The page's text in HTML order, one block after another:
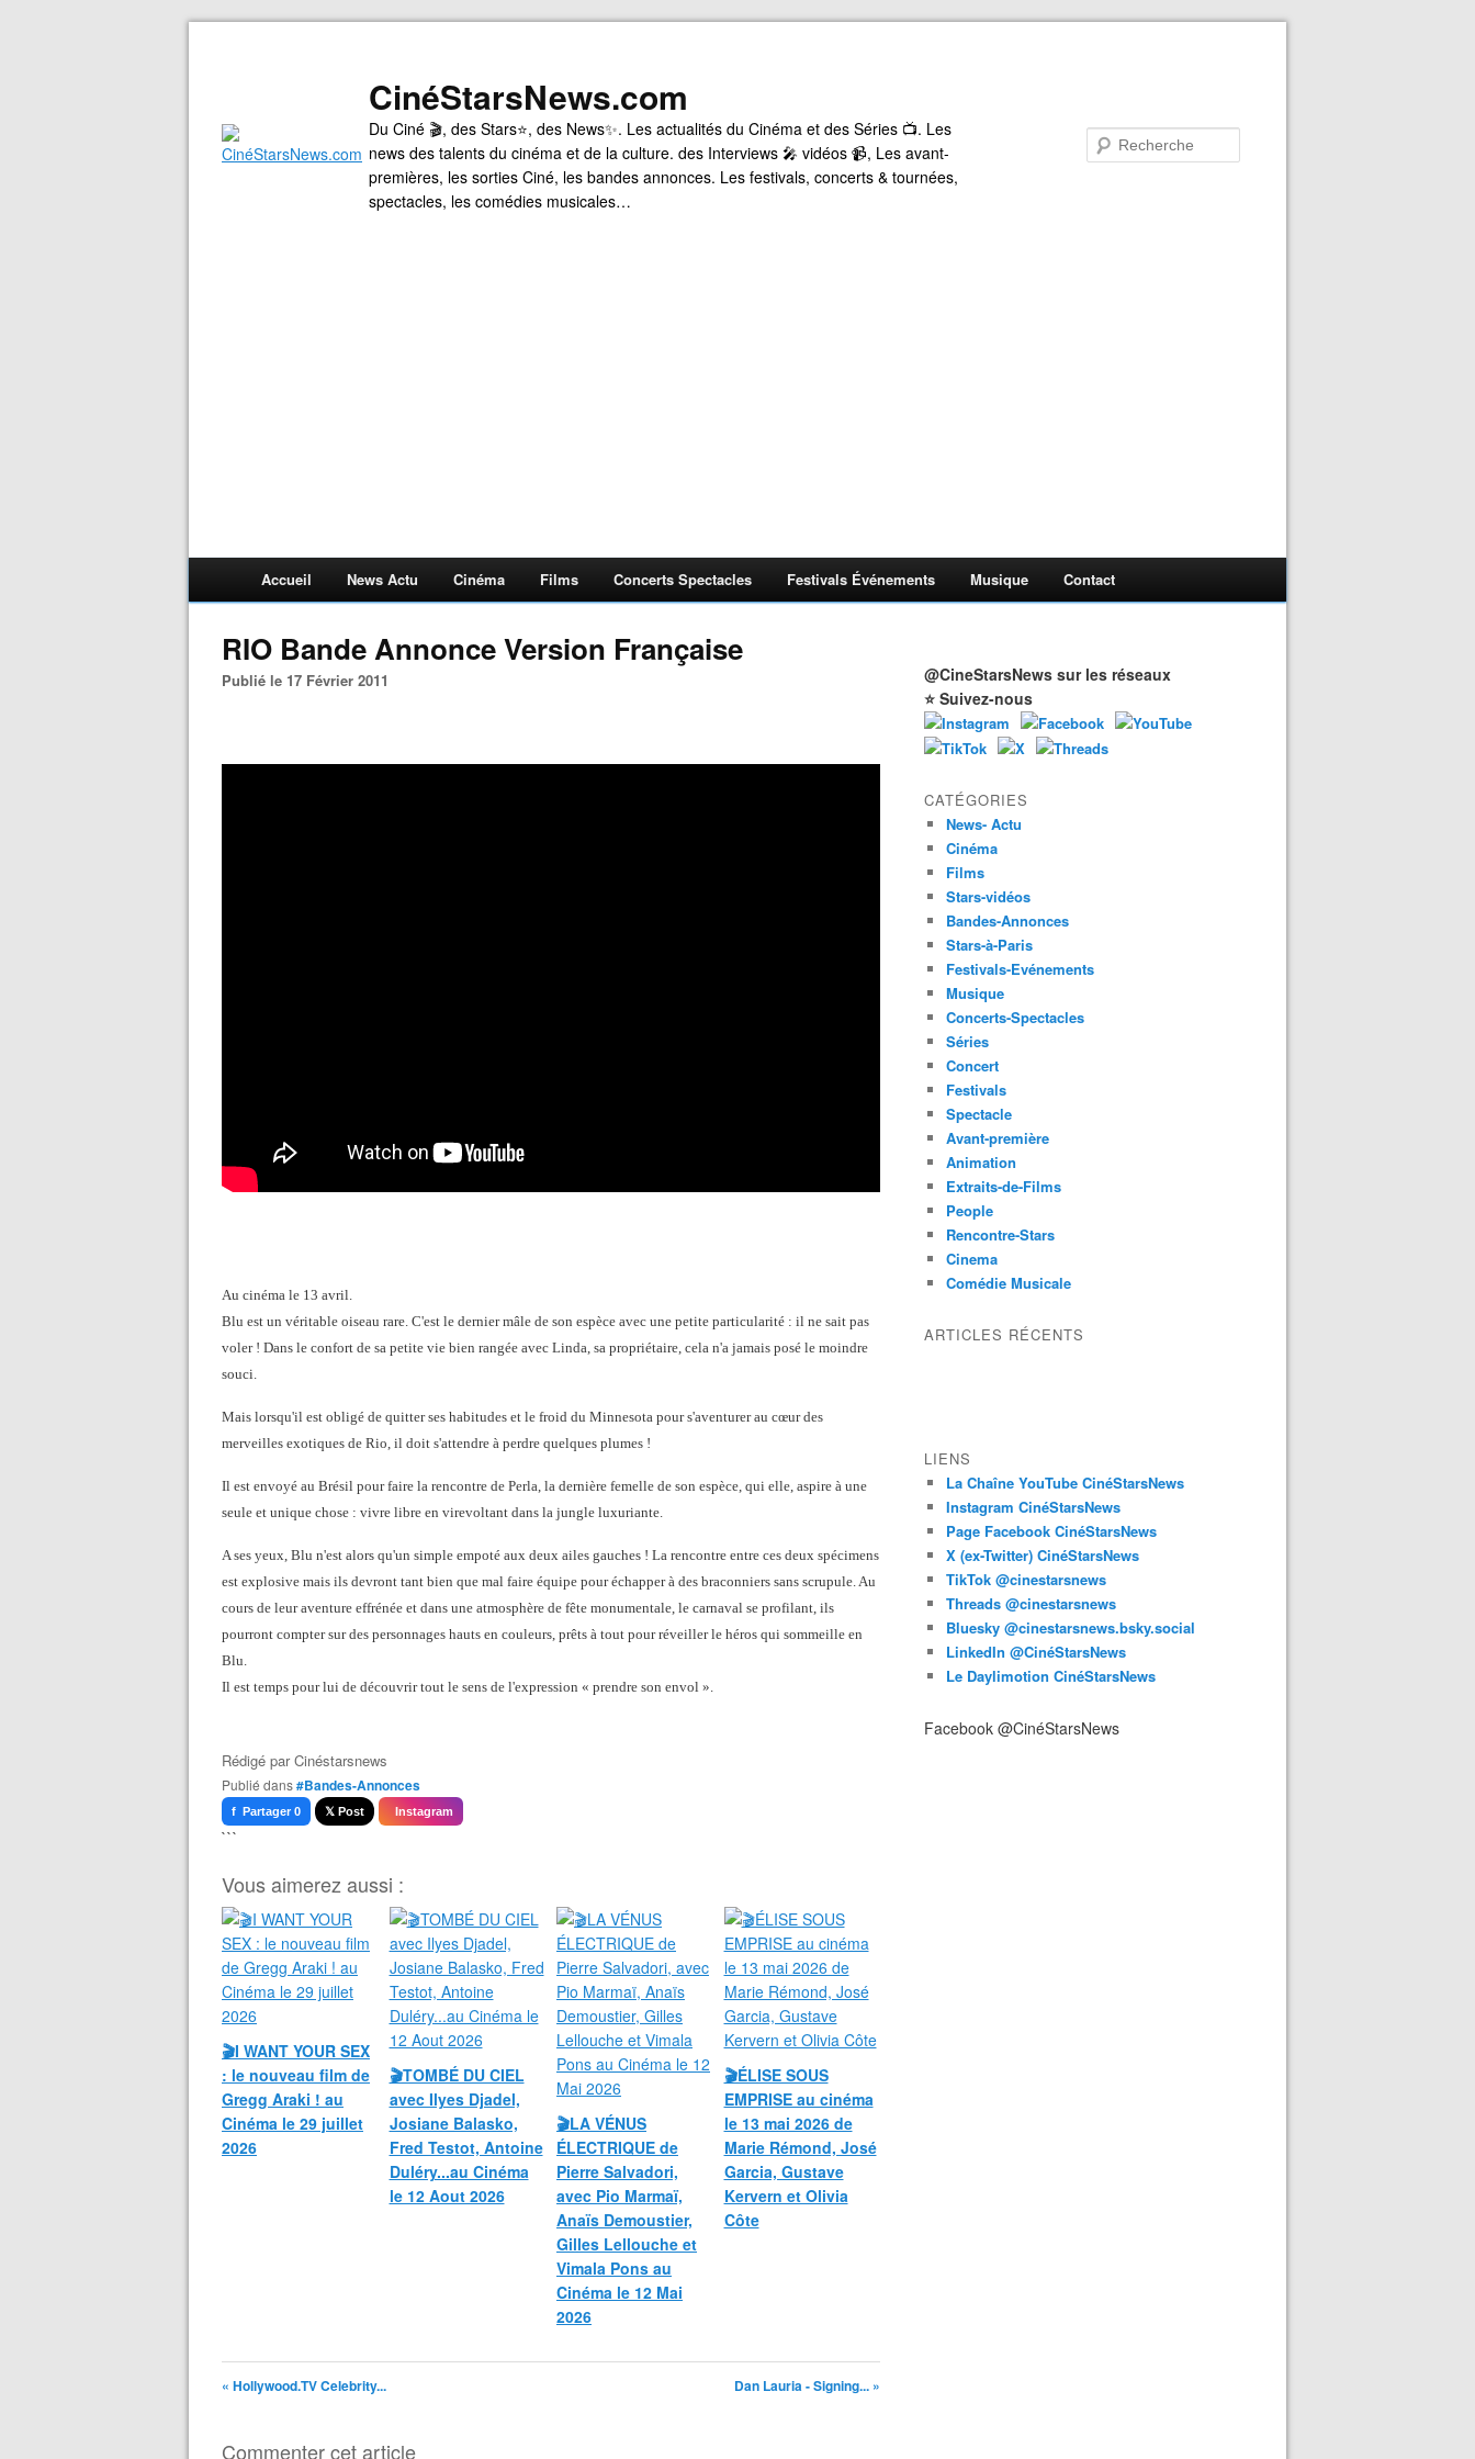
CinéStarsNews.com
Du Ciné 🎬, des Stars⭐, des News✨. Les actualités du Cinéma et des Séries 📺. Les
news des talents du cinéma et de la culture. des Interviews 🎤 vidéos 📹, Les avant-
premières, les sorties Ciné, les bandes annonces. Les festivals, concerts & tournées,
spectacles, les comédies musicales…
Accueil News Actu Cinéma Films Concerts Spectacles Festivals Événements Musique Contact
RIO Bande Annonce Version Française
Publié le 17 Février 2011
Au cinéma le 13 avril.
Blu est un véritable oiseau rare. C'est le dernier mâle de son espèce avec une petite particularité : il ne sait pas
voler ! Dans le confort de sa petite vie bien rangée avec Linda, sa propriétaire, cela n'a jamais posé le moindre
souci.
Mais lorsqu'il est obligé de quitter ses habitudes et le froid du Minnesota pour s'aventurer au cœur des
merveilles exotiques de Rio, il doit s'attendre à perdre quelques plumes !
Il est envoyé au Brésil pour faire la rencontre de Perla, la dernière femelle de son espèce, qui elle, aspire à une
seule et unique chose : vivre libre en virevoltant dans la jungle luxuriante.
A ses yeux, Blu n'est alors qu'un simple empoté aux deux ailes gauches ! La rencontre entre ces deux spécimens
est explosive mais ils devront tant bien que mal faire équipe pour échapper à des braconniers sans scrupule. Au
cours de leur aventure effrénée et dans une atmosphère de fête monumentale, le carnaval se profilant, ils
pourront compter sur des personnages hauts en couleurs, prêts à tout pour réveiller le héros qui sommeille en
Blu.
Il est temps pour lui de découvrir tout le sens de l'expression « prendre son envol ».
Rédigé parCinéstarsnews
Publié dans#Bandes-Annonces
f Partager 0 𝕏 Post Instagram
```
Vous aimerez aussi :
🎬I WANT YOUR SEX
: le nouveau film de
Gregg Araki ! au
Cinéma le 29 juillet
2026
🎬TOMBÉ DU CIEL
avec Ilyes Djadel,
Josiane Balasko,
Fred Testot, Antoine
Duléry...au Cinéma
le 12 Aout 2026
🎬LA VÉNUS
ÉLECTRIQUE de
Pierre Salvadori,
avec Pio Marmaï,
Anaïs Demoustier,
Gilles Lellouche et
Vimala Pons au
Cinéma le 12 Mai
2026
🎬ÉLISE SOUS
EMPRISE au cinéma
le 13 mai 2026 de
Marie Rémond, José
Garcia, Gustave
Kervern et Olivia
Côte
« Hollywood.TV Celebrity... Dan Lauria - Signing... »
Commenter cet article
@CineStarsNews sur les réseaux
⭐ Suivez-nous
CATÉGORIES
News- Actu
Cinéma
Films
Stars-vidéos
Bandes-Annonces
Stars-à-Paris
Festivals-Evénements
Musique
Concerts-Spectacles
Séries
Concert
Festivals
Spectacle
Avant-première
Animation
Extraits-de-Films
People
Rencontre-Stars
Cinema
Comédie Musicale
ARTICLES RÉCENTS
LIENS
La Chaîne YouTube CinéStarsNews
Instagram CinéStarsNews
Page Facebook CinéStarsNews
X (ex-Twitter) CinéStarsNews
TikTok @cinestarsnews
Threads @cinestarsnews
Bluesky @cinestarsnews.bsky.social‬
LinkedIn @CinéStarsNews
Le Daylimotion CinéStarsNews
Facebook @CinéStarsNews